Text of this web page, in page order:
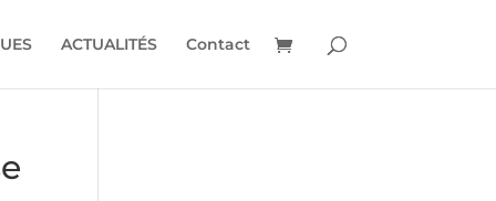
ACTUALITÉS Contact